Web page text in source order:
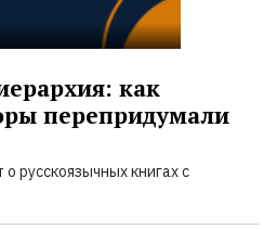
как
перепридумали
русскоязычных книгах с